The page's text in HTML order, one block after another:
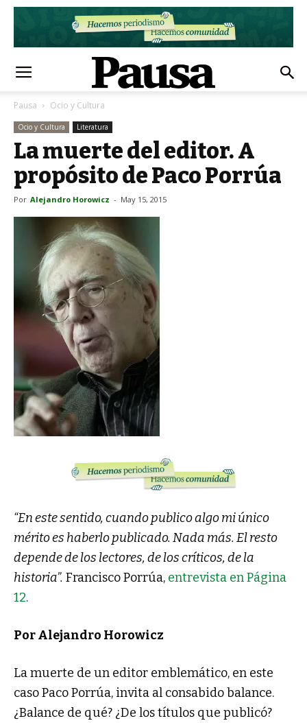
Pausa Ocio y Cultura
Ocio y Cultura Literatura
La muerte del editor. A
propósito de Paco Porrúa
Por Alejandro Horowicz - May 15, 2015
“En este sentido, cuando publico algo mi único
mérito es haberlo publicado. Nada más. El resto
depende de los lectores, de los críticos, de la
historia”. Francisco Porrúa, entrevista en Página
12.
Por Alejandro Horowicz
La muerte de un editor emblemático, en este
caso Paco Porrúa, invita al consabido balance.
¿Balance de qué? ¿De los títulos que publicó?